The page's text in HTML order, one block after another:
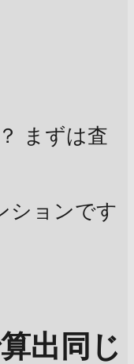
まずは査
ションです
出 同じ